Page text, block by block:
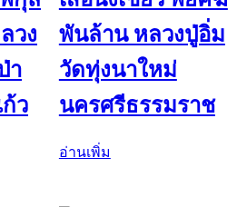
วง
า
ว
พันล้าน หลวงปู่อิ่ม
วัดทุ่งนาใหม่
นครศรีธรรมราช
อ่านเพิ่ม